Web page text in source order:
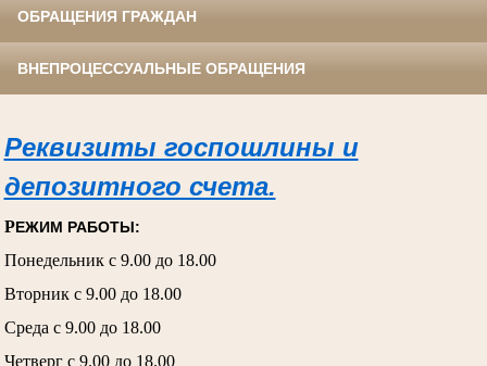
ОБРАЩЕНИЯ ГРАЖДАН
ВНЕПРОЦЕССУАЛЬНЫЕ ОБРАЩЕНИЯ
Реквизиты госпошлины и
депозитного счета.
РЕЖИМ РАБОТЫ:
Понедельник с 9.00 до 18.00
Вторник с 9.00 до 18.00
Среда с 9.00 до 18.00
Четверг с 9.00 до 18.00